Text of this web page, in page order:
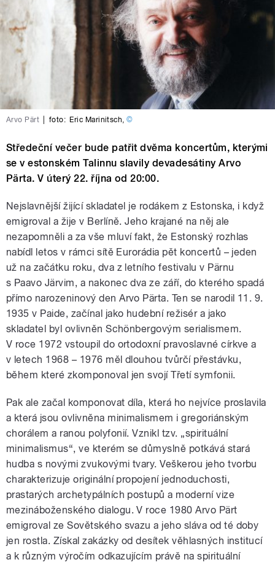
Arvo Pärt foto: Eric Marinitsch,©
Středeční večer bude patřit dvěma koncertům, kterými
se v estonském Talinnu slavily devadesátiny Arvo
Pärta. V úterý 22. října od 20:00.
Nejslavnější žijící skladatel je rodákem z Estonska, i když
emigroval a žije v Berlíně. Jeho krajané na něj ale
nezapomněli a za vše mluví fakt, že Estonský rozhlas
nabídl letos v rámci sítě Eurorádia pět koncertů – jeden
už na začátku roku, dva z letního festivalu v Pärnu
s Paavo Järvim, a nakonec dva ze září, do kterého spadá
přímo narozeninový den Arvo Pärta. Ten se narodil 11. 9.
1935 v Paide, začínal jako hudební režisér a jako
skladatel byl ovlivněn Schönbergovým serialismem.
V roce 1972 vstoupil do ortodoxní pravoslavné církve a
v letech 1968 – 1976 měl dlouhou tvůrčí přestávku,
během které zkomponoval jen svojí Třetí symfonii.
Pak ale začal komponovat díla, která ho nejvíce proslavila
a která jsou ovlivněna minimalismem i gregoriánským
chorálem a ranou polyfonií. Vznikl tzv. „spirituální
minimalismus“, ve kterém se důmyslně potkává stará
hudba s novými zvukovými tvary. Veškerou jeho tvorbu
charakterizuje originální propojení jednoduchosti,
prastarých archetypálních postupů a moderní vize
mezináboženského dialogu. V roce 1980 Arvo Pärt
emigroval ze Sovětského svazu a jeho sláva od té doby
jen rostla. Získal zakázky od desítek věhlasných institucí
a k různým výročím odkazujícím právě na spirituální